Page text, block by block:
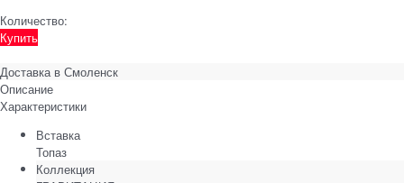
Количество:
Купить
Доставка в Смоленск
Описание
Характеристики
Вставка
Топаз
Коллекция